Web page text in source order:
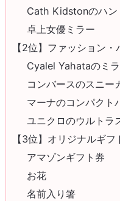
Cath Kidstonのハン
卓上女優ミラー
【2位】ファッション
Cyalel Yahataのミ
コンバースのスニー
マーナのコンパクト
ユニクロのウルトラ
【3位】オリジナルギフ
アマゾンギフト券
お花
名前入り箸